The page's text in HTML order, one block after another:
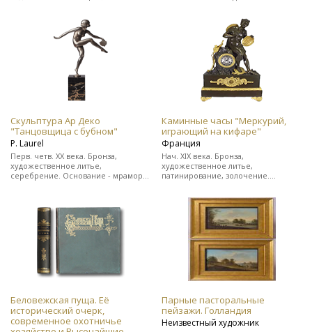
цельнокожаном переплете.
Скульптура Ар Деко
"Танцовщица с бубном"
Р. Laurel
Перв. четв. ХХ века. Бронза,
художественное литье,
серебрение. Основание - мрамор.
мастерской.
Каминные часы "Меркурий,
играющий на кифаре"
Франция
Нач. XIX века. Бронза,
художественное литье,
патинирование, золочение.
В прекрасном состоянии.
Беловежская пуща. Её
исторический очерк,
современное охотничье
Парные пасторальные
пейзажи. Голландия
Неизвестный художник